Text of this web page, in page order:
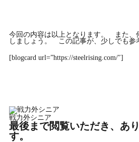
今回の内容は以上となります。 また、
しましょう。 この記事が、少しでも参
[blogcard url=”https://steelrising.com/″]
戦力外シニア
最後まで閲覧いただき、あ
す。